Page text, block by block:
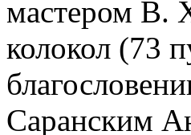
мастером В.
колокол (73
Саранским